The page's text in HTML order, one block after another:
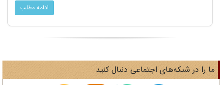
ادامه مطلب
را در شبکه‌های اجتماعی دنبال کنید